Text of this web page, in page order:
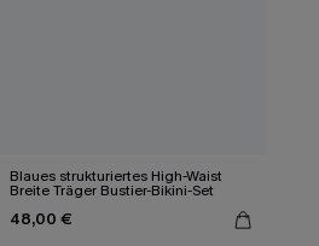
Blaues strukturiertes High-Waist
Breite Träger Bustier-Bikini-Set
48,00 €